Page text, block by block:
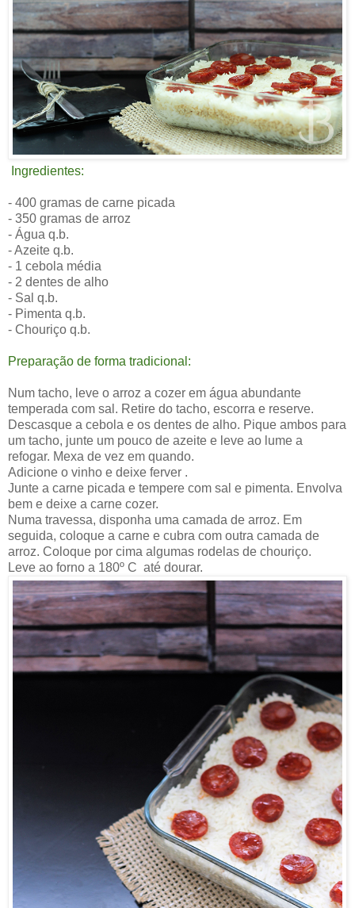
Ingredientes:
- 400 gramas de carne picada
- 350 gramas de arroz
- Água q.b.
- Azeite q.b.
- 1 cebola média
- 2 dentes de alho
- Sal q.b.
- Pimenta q.b.
- Chouriço q.b.
Preparação de forma tradicional:
Num tacho, leve o arroz a cozer em água abundante
temperada com sal. Retire do tacho, escorra e reserve.
Descasque a cebola e os dentes de alho. Pique ambos para
um tacho, junte um pouco de azeite e leve ao lume a
refogar. Mexa de vez em quando.
Adicione o vinho e deixe ferver .
Junte a carne picada e tempere com sal e pimenta. Envolva
bem e deixe a carne cozer.
Numa travessa, disponha uma camada de arroz. Em
seguida, coloque a carne e cubra com outra camada de
arroz. Coloque por cima algumas rodelas de chouriço.
Leve ao forno a 180º C até dourar.